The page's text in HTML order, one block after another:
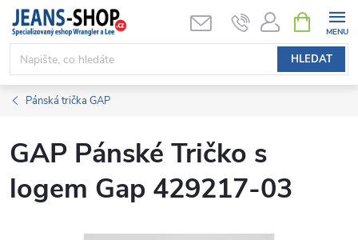
Přejít
obsah
HLEDAT
NÁKUPNÍ
KOŠÍK
Pánská trička GAP
GAP Pánské Tričko s
logem Gap 429217-03